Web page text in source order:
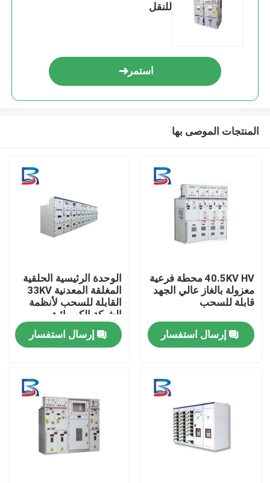
للنقل
استمر
المنتجات الموصى بها
40.5KV HV محطة فرعية
معزولة بالغاز عالي الجهد
قابلة للسحب
إرسال استفسار
الوحدة الرئيسية الحلقية
المغلقة المعدنية 33KV
القابلة للسحب لأنظمة
الشبكة الكهربائية
إرسال استفسار